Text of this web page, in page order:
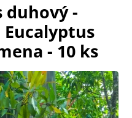
duhový -
- 10 ks